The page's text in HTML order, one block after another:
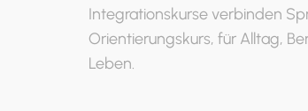
Integrationskurse verbinden
Orientierungskurs, für Alltag,
Leben.